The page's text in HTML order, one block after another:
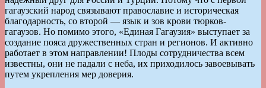
гагаузский народ связывают православие и историческая
благодарность, со второй — язык и зов крови тюрков-
гагаузов. Но помимо этого, «Единая Гагаузия» выступает за
создание пояса дружественных стран и регионов. И активно
работает в этом направлении! Плоды сотрудничества всем
известны, они не падали с неба, их приходилось завоевывать
путем укрепления мер доверия.